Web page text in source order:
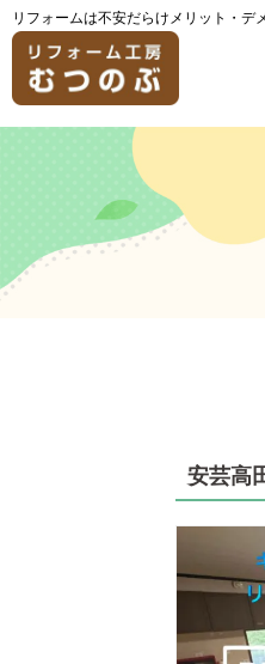
リフォームは不安だらけメリット・デ
安芸高